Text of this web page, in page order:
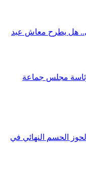
هل يطرح معاش عبد
مجلس جماعة
الحسم النهائي في